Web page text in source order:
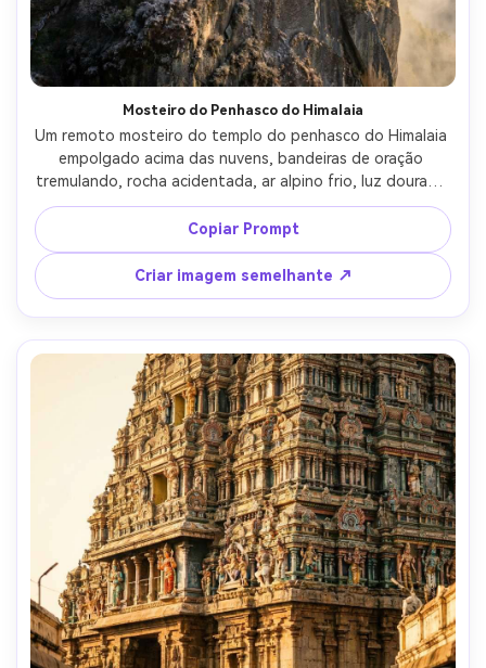
Mosteiro do Penhasco do Himalaia
Um remoto mosteiro do templo do penhasco do Himalaia
empolgado acima das nuvens, bandeiras de oração
tremulando, rocha acidentada, ar alpino frio, luz dourada
da borda do nascer do sol em paredes branqueadas,
atmosfera ultra-realista, tirado em Nikon Z9, 70-200mm a
120mm, f/4, compressão telefoto, composição centrada,
detalhe arquitetônico nítido, fotografia de aventura
cinematográfica-AR 4:5
Copiar Prompt
Criar imagem semelhante ↗